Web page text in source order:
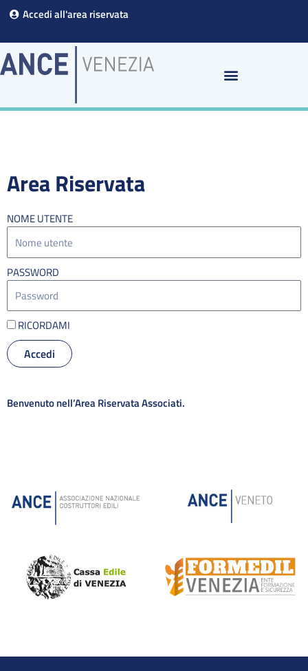
Vai
contenuto
Accedi all'area riservata
Area Riservata
NOME UTENTE
PASSWORD
RICORDAMI
Accedi
Benvenuto nell’Area Riservata Associati.